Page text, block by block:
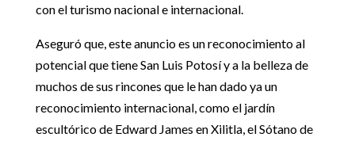
con el turismo nacional e internacional.
Aseguró que, este anuncio es un reconocimiento al
potencial que tiene San Luis Potosí y a la belleza de
muchos de sus rincones que le han dado ya un
reconocimiento internacional, como el jardín
escultórico de Edward James en Xilitla, el Sótano de